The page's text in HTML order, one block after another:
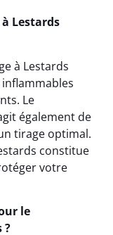
Lestards
à Lestards
Le
également de
tirage optimal.
constitue
votre
le
?